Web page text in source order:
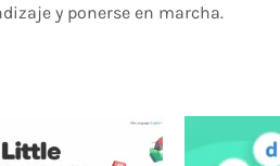
y ponerse en marcha.